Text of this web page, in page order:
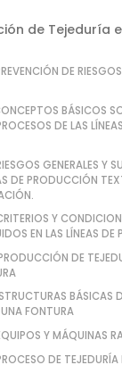
de Tejeduría
DE
BÁSICOS
DE LAS
GENERALES Y
DE PRODUCCIÓN
Y
EN LAS LÍNEAS
DE
BÁSICAS
FONTURA
Y MÁQUINAS
DE TEJEDURÍA